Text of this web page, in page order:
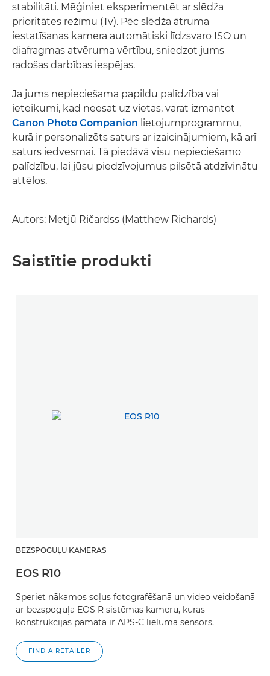
stabilitāti. Mēģiniet eksperimentēt ar slēdža
prioritātes režīmu (Tv). Pēc slēdža ātruma
iestatīšanas kamera automātiski līdzsvaro ISO un
diafragmas atvēruma vērtību, sniedzot jums
radošas darbības iespējas.
Ja jums nepieciešama papildu palīdzība vai
ieteikumi, kad neesat uz vietas, varat izmantot
Canon Photo Companion lietojumprogrammu,
kurā ir personalizēts saturs ar izaicinājumiem, kā arī
saturs iedvesmai. Tā piedāvā visu nepieciešamo
palīdzību, lai jūsu piedzīvojumus pilsētā atdzīvinātu
attēlos.
Autors: Metjū Ričardss (Matthew Richards)
Saistītie produkti
BEZSPOGUĻU KAMERAS
EOS R10
Speriet nākamos soļus fotografēšanā un video veidošanā
ar bezspoguļa EOS R sistēmas kameru, kuras
konstrukcijas pamatā ir APS-C lieluma sensors.
FIND A RETAILER